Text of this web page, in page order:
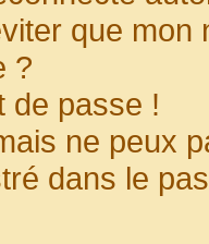
que
?
de passe !
ne peux
dans le